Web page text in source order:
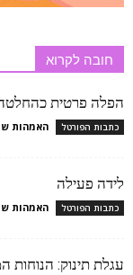
חובה לקרוא
הפלה פרטית כהחלטה
כתבות הפורטל האמהות
לידה פעילה
כתבות הפורטל האמהות
עגלת תינוק: הנוחות